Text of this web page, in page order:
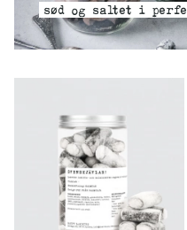
sød og saltet i